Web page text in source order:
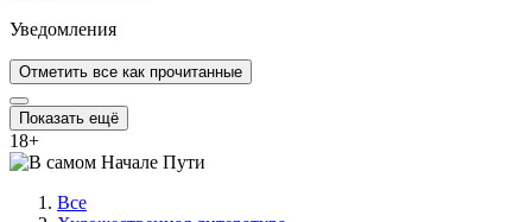
Уведомления
Отметить все как прочитанные
Показать ещё
18+
Все